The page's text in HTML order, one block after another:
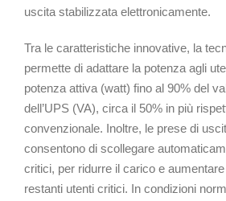
uscita stabilizzata elettronicamente.
Tra le caratteristiche innovative, la
permette di adattare la potenza agli
potenza attiva (watt) fino al 90% del
dell’UPS (VA), circa il 50% in più
convenzionale. Inoltre, le prese di
consentono di scollegare
critici, per ridurre il carico e aumentare
restanti utenti critici. In condizioni